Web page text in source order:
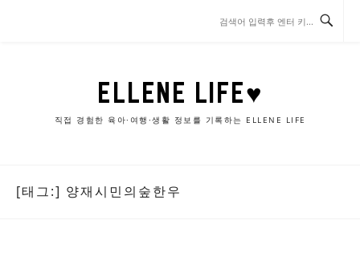
ELLENE LIFE♥
직접 경험한 육아·여행·생활 정보를 기록하는 ELLENE LIFE
[태그:] 양재시민의숲한우